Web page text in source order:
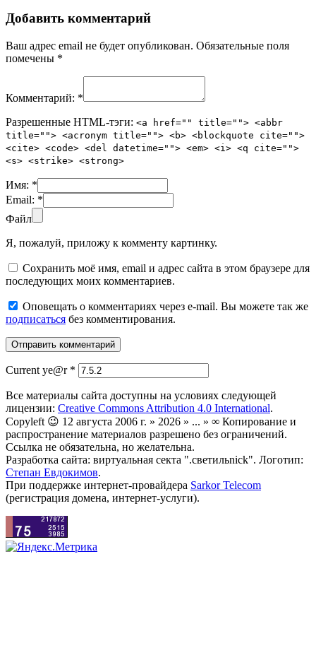
Добавить комментарий
Ваш адрес email не будет опубликован. Обязательные поля
помечены *
Комментарий: *
Разрешенные HTML-тэги: <a href="" title=""> <abbr
title=""> <acronym title=""> <b> <blockquote cite="">
<cite> <code> <del datetime=""> <em> <i> <q cite="">
<s> <strike> <strong>
Имя: *
Email: *
Файл
Я, пожалуй, приложу к комменту картинку.
Сохранить моё имя, email и адрес сайта в этом браузере для
последующих моих комментариев.
Оповещать о комментариях через e-mail. Вы можете так же
подписаться без комментирования.
Current ye@r *
Все материалы сайта доступны на условиях следующей
лицензии: Creative Commons Attribution 4.0 International.
Copyleft 😉 12 августа 2006 г. » 2026 » ... » ∞ Копирование и
распространение материалов разрешено без ограничений.
Ссылка не обязательна, но желательна.
Разработка сайта: виртуальная секта ".светильnick". Логотип:
Степан Евдокимов.
При поддержке интернет-провайдера Sarkor Telecom
(регистрация домена, интернет-услуги).